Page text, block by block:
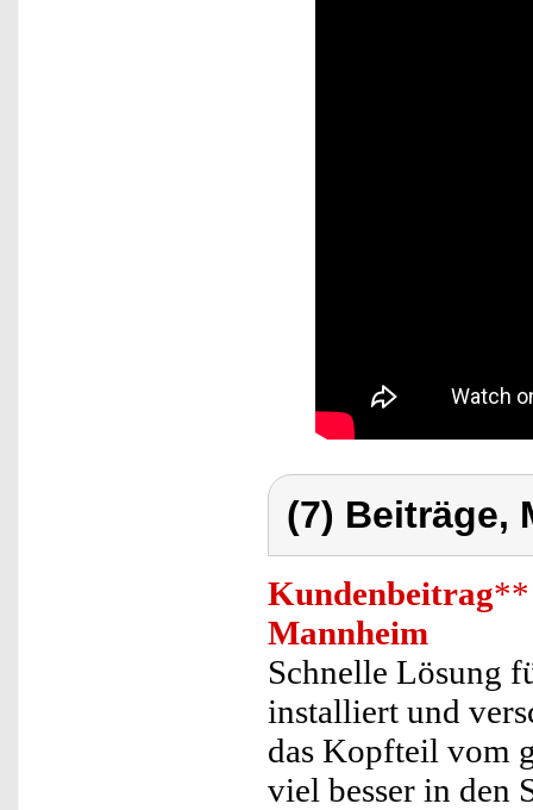
(7) Beiträge,
Kundenbeitrag**
Mannheim
Schnelle Lösung
installiert und
das Kopfteil vom
viel besser in den